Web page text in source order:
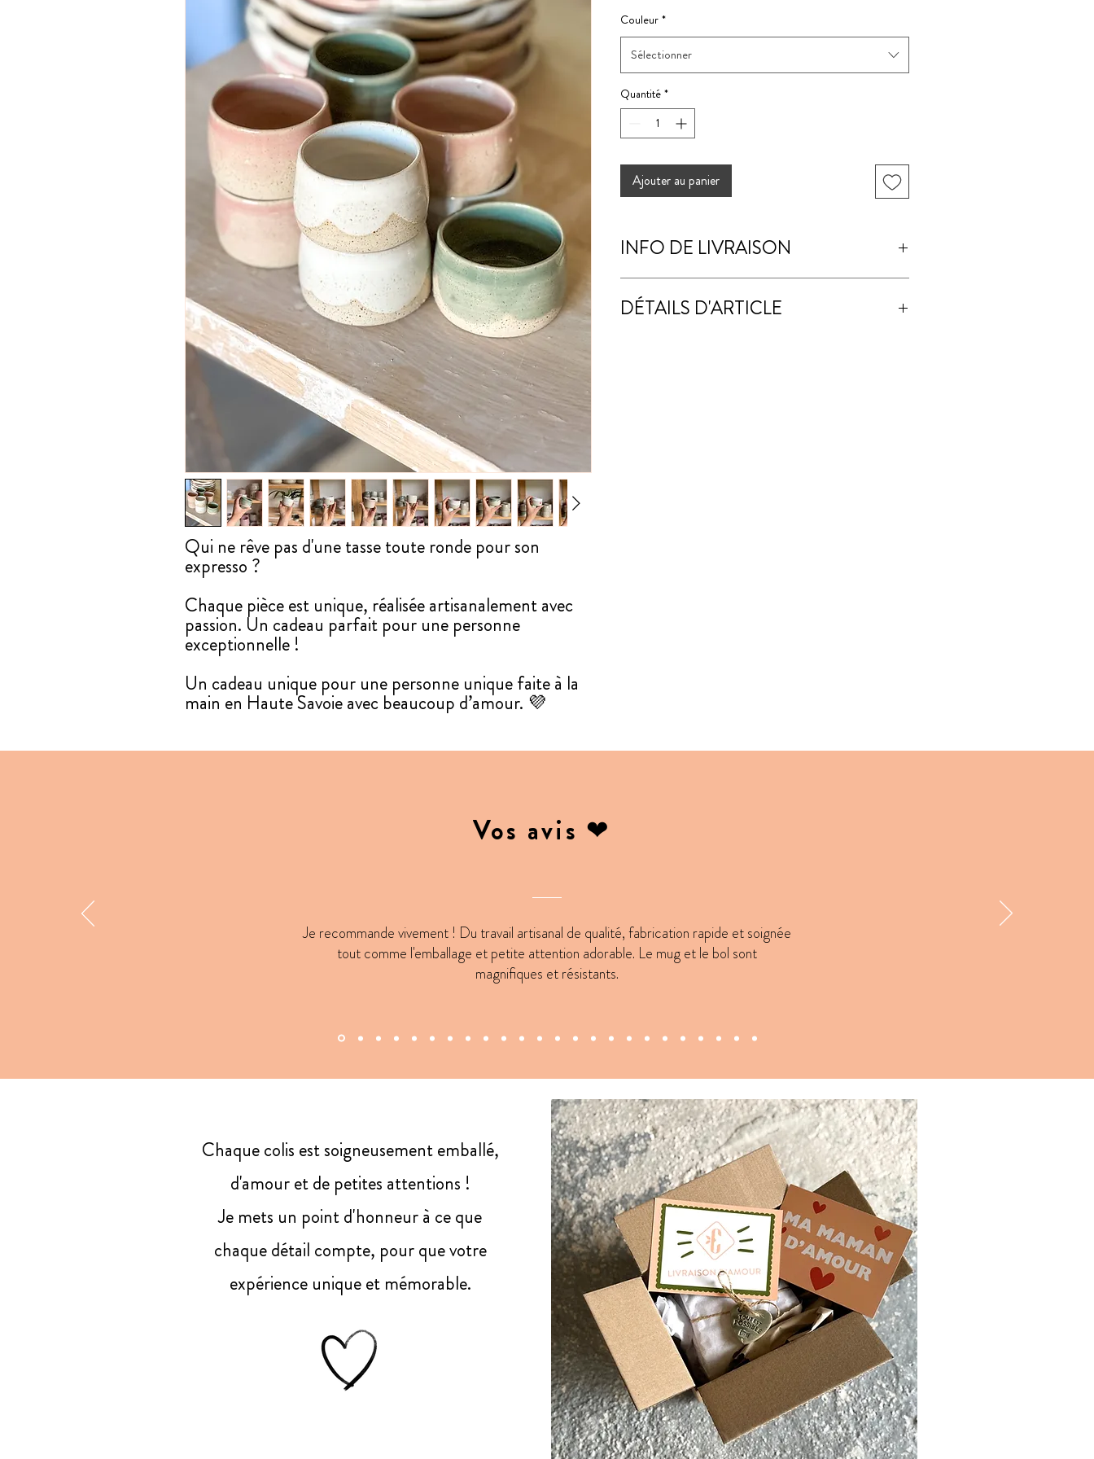
Qui ne rêve pas d'une tasse toute ronde pour son
expresso ?
Chaque pièce est unique, réalisée artisanalement avec
passion. Un cadeau parfait pour une personne
exceptionnelle !
Un cadeau unique pour une personne unique faite à la
main en Haute Savoie avec beaucoup d’amour. 💜
Couleur *
Sélectionner
Quantité *
Ajouter au panier
INFO DE LIVRAISON
DÉTAILS D'ARTICLE
Vos avis ❤
Je recommande vivement ! Du travail artisanal de qualité, fabrication rapide et soignée
tout comme l'emballage et petite attention adorable. Le mug et le bol sont
magnifiques et résistants.
Chaque colis est soigneusement emballé,
d'amour et de petites attentions !
Je mets un point d'honneur à ce que
chaque détail compte, pour que votre
expérience unique et mémorable.